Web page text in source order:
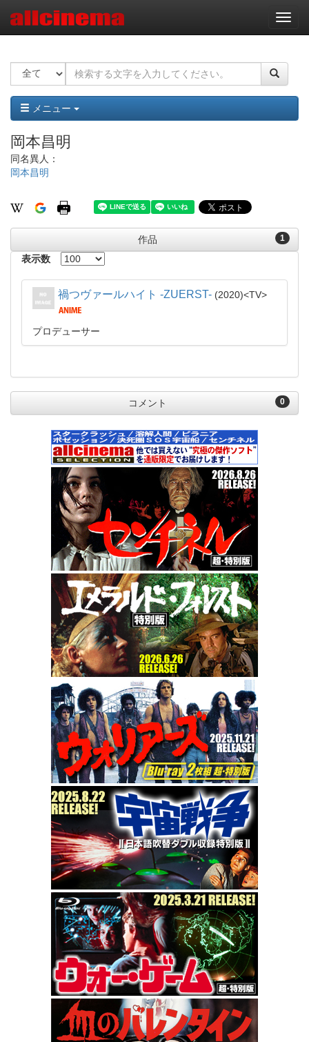
ナ
ビ
ー
ョ
ン
メニュー
岡本昌明
同名異人：
岡本昌明
1
作品
表示数
禍つヴァールハイト -ZUERST- 2020 TV
プロデューサー
0
コメント